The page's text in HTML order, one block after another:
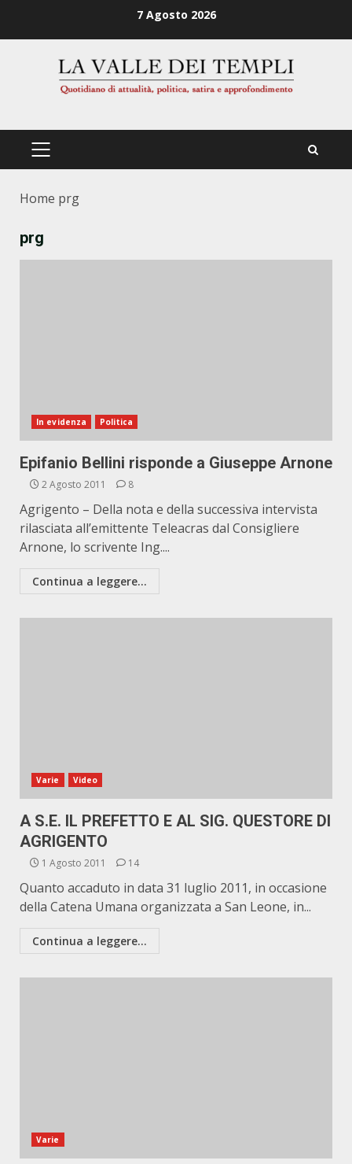
7 Agosto 2026
PRIMÄRES
Home prg
prg
In evidenza Politica
Epifanio Bellini risponde a Giuseppe Arnone
2 Agosto 2011 8
Agrigento – Della nota e della successiva intervista
rilasciata all’emittente Teleacras dal Consigliere
Arnone, lo scrivente Ing....
Continua a leggere...
Varie Video
A S.E. IL PREFETTO E AL SIG. QUESTORE DI
AGRIGENTO
1 Agosto 2011 14
Quanto accaduto in data 31 luglio 2011, in occasione
della Catena Umana organizzata a San Leone, in...
Continua a leggere...
Varie